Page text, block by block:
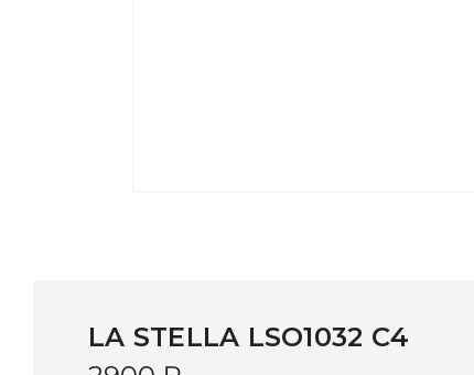
LA STELLA LSO1032 C4